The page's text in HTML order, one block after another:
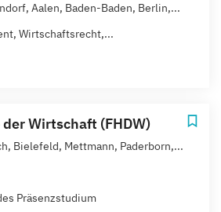
Aalen, Baden-Baden, Berlin,...
Wirtschaftsrecht,...
Wirtschaft (FHDW)
Bielefeld, Mettmann, Paderborn,...
Präsenzstudium